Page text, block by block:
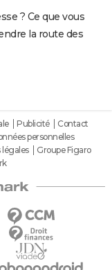
? Ce que vous
la route des
Publicité
Contact
personnelles
légales
Groupe Figaro